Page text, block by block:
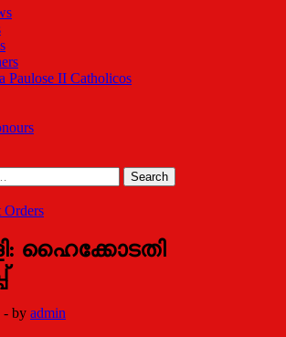
Paulose II Catholicos
Orders
ഹൈക്കോടതി
- by admin